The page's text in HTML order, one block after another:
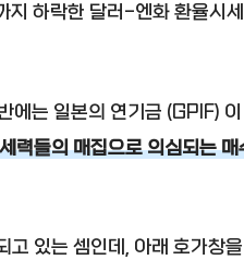
하락한 달러-엔화 환율시
에는 일본의 연기금 (GPIF)
세력들의 매집으로 의심되는
고 있는 셈인데, 아래 호가창